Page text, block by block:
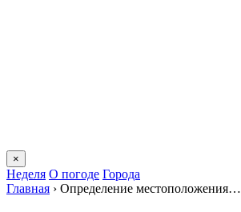
×
Неделя О погоде Города
Главная › Определение местоположения…